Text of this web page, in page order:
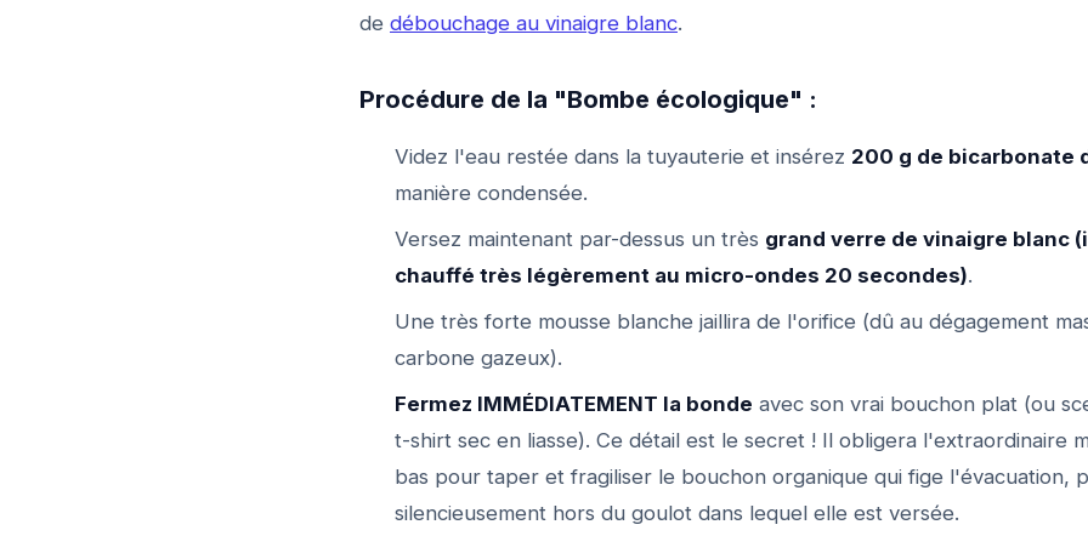
de débouchage au vinaigre blanc.
Procédure de la "Bombe écologique" :
Videz l'eau restée dans la tuyauterie et insérez 200 g de bicarbonate
manière condensée.
Versez maintenant par-dessus un très grand verre de vinaigre blanc
chauffé très légèrement au micro-ondes 20 secondes).
Une très forte mousse blanche jaillira de l'orifice (dû au dégagement
carbone gazeux).
Fermez IMMÉDIATEMENT la bonde avec son vrai bouchon plat (ou
t-shirt sec en liasse). Ce détail est le secret ! Il obligera l'extraordinaire
bas pour taper et fragiliser le bouchon organique qui fige l'évacuation,
silencieusement hors du goulot dans lequel elle est versée.